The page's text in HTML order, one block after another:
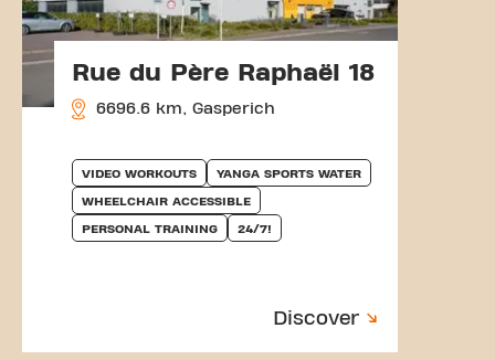
Rue du Père Raphaël 18
6696.6 km, Gasperich
VIDEO WORKOUTS YANGA SPORTS WATER
WHEELCHAIR ACCESSIBLE
PERSONAL TRAINING 24/7!
Discover